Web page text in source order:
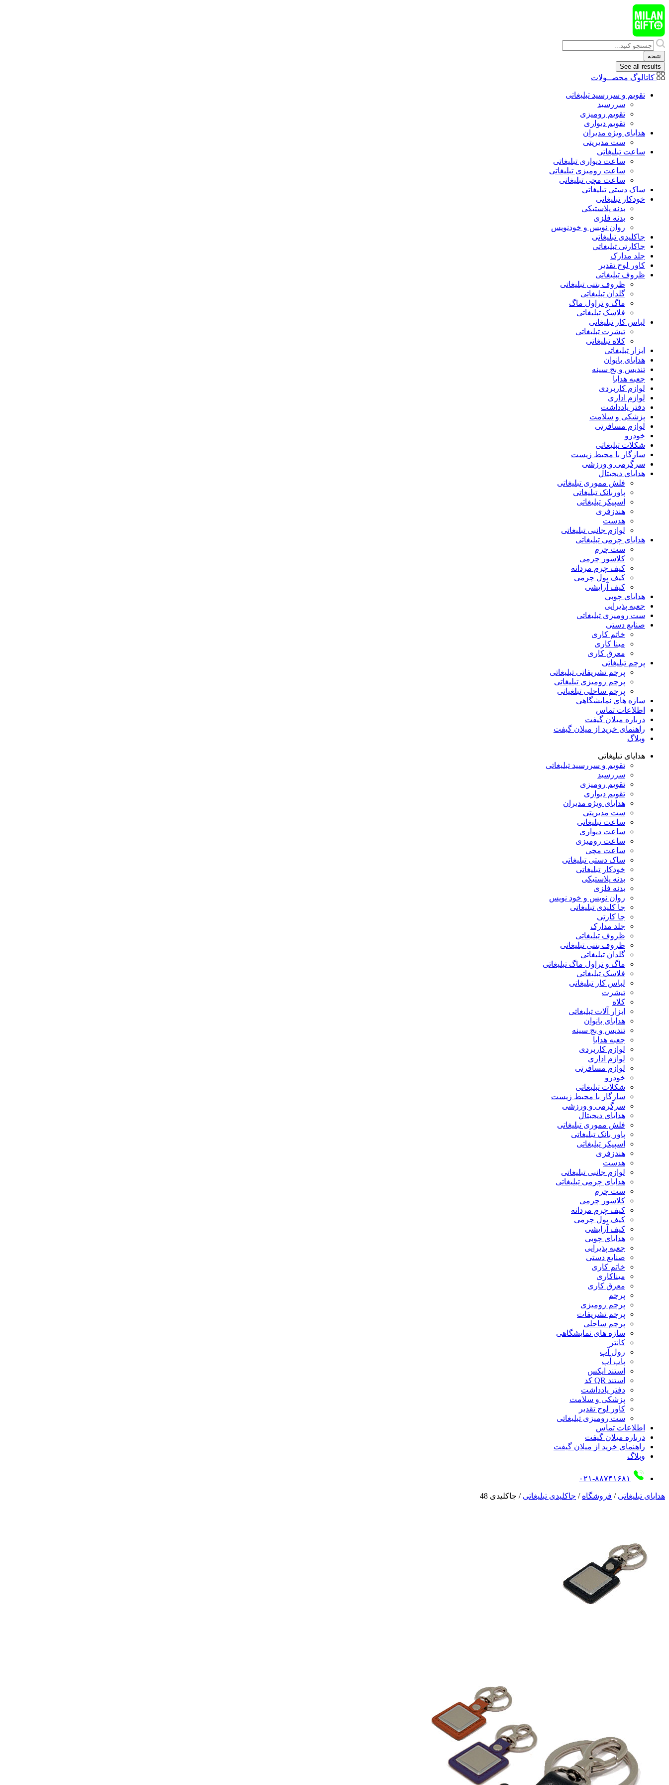
پرش
به
محتوا
Search
...
نتیجه
See all results
کاتالوگ محصــولات
تقویم و سررسید تبلیغاتی
سررسید
تقویم رومیزی
تقویم دیواری
هدایای ويژه مدیران
ست مدیریتی
ساعت تبلیغاتی
ساعت دیواری تبلیغاتی
ساعت رومیزی تبلیغاتی
ساعت مچی تبلیغاتی
ساک دستی تبلیغاتی
خودکار تبلیغاتی
بدنه پلاستیکی
بدنه فلزی
روان نویس و خودنویس
جاکلیدی تبلیغاتی
جاکارتی تبلیغاتی
جلد مدارک
کاور لوح تقدیر
ظروف تبلیغاتی
ظروف بتنی تبلیغاتی
گلدان تبلیغاتی
ماگ و تراول ماگ
فلاسک تبلیغاتی
لباس کار تبلیغاتی
تیشرت تبلیغاتی
کلاه تبلیغاتی
ابزار تبلیغاتی
هدایای بانوان
تندیس و بج سینه
جعبه هدایا
لوازم کاربردی
لوازم اداری
دفتر یادداشت
پزشکی و سلامت
لوازم مسافرتی
خودرو
شکلات تبلیغاتی
سازگار با محیط زیست
سرگرمی و ورزشی
هدایای دیجیتال
فلش مموری تبلیغاتی
پاوربانک تبلیغاتی
اسپیکر تبلیغاتی
هندزفری
هدست
لوازم جانبی تبلیغاتی
هدایای چرمی تبلیغاتی
ست چرم
کلاسور چرمی
کیف چرم مردانه
کیف پول چرمی
کیف آرایشی
هدایای چوبی
جعبه پذیرایی
ست رومیزی تبلیغاتی
صنایع دستی
خاتم کاری
مینا کاری
معرق کاری
پرچم تبلیغاتی
پرچم تشریفاتی تبلیغاتی
پرچم رومیزی تبلیغاتی
پرچم ساحلی تبلغیاتی
سازه های نمایشگاهی
اطلاعات تماس
درباره میلان گیفت
راهنمای خرید از میلان گیفت
وبلاگ
هدایای تبلیغاتی
تقویم و سررسید تبلیغاتی
سررسید
تقویم رومیزی
تقویم دیواری
هدایای ویژه مدیران
ست مدیریتی
ساعت تبلیغاتی
ساعت دیواری
ساعت رومیزی
ساعت مچی
ساک دستی تبلیغاتی
خودکار تبلیغاتی
بدنه پلاستیکی
بدنه فلزی
روان نویس و خود نویس
جا کلیدی تبلیغاتی
جا کارتی
جلد مدارک
ظروف تبلیغاتی
ظروف بتنی تبلیغاتی
گلدان تبلیغاتی
ماگ و تراول ماگ تبلیغاتی
فلاسک تبلیغاتی
لباس کار تبلیغاتی
تیشرت
کلاه
ابزار آلات تبلیغاتی
هدایای بانوان
تندیس و بج سینه
جعبه هدایا
لوازم کاربردی
لوازم اداری
لوازم مسافرتی
خودرو
شکلات تبلیغاتی
سازگار با محیط زیست
سرگرمی و ورزشی
هدایای دیجیتال
فلش مموری تبلیغاتی
پاور بانک تبلیغاتی
اسپیکر تبلیغاتی
هندزفری
هدست
لوازم جانبی تبلیغاتی
هدایای چرمی تبلیغاتی
ست چرم
کلاسور چرمی
کیف چرم مردانه
کیف پول چرمی
کیف آرایشی
هدایای چوبی
جعبه پذیرایی
صنایع دستی
خاتم کاری
میناکاری
معرق کاری
پرچم
پرچم رومیزی
پرچم تشریفات
پرچم ساحلی
سازه های نمایشگاهی
کانتر
رول آپ
پاپ آپ
استند ایکس
استند QR کد
دفتر یادداشت
پزشکی و سلامت
کاور لوح تقدیر
ست رومیزی تبلیغاتی
اطلاعات تماس
درباره میلان گیفت
راهنمای خرید از میلان گیفت
وبلاگ
۰۲۱-۸۸۷۴۱۶۸۱
هدایای تبلیغاتی / فروشگاه / جاکلیدی تبلیغاتی / جاکلیدی 48